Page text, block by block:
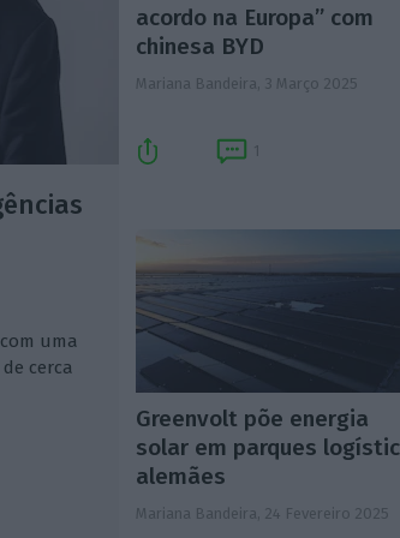
uma
cerca
acordo na Europa” com
chinesa BYD
Mariana Bandeira, 3 Março 2025
Greenvolt põe energia
solar em parques
alemães
Mariana Bandeira, 24 Fevereiro 2025